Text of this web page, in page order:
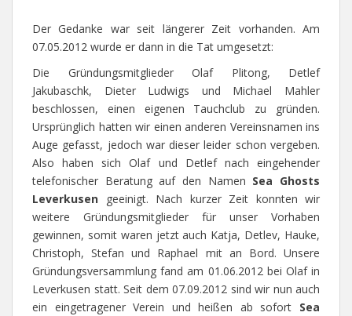
Der Gedanke war seit längerer Zeit vorhanden. Am
07.05.2012 wurde er dann in die Tat umgesetzt:
Die Gründungsmitglieder Olaf Plitong, Detlef
Jakubaschk, Dieter Ludwigs und Michael Mahler
beschlossen, einen eigenen Tauchclub zu gründen.
Ursprünglich hatten wir einen anderen Vereinsnamen ins
Auge gefasst, jedoch war dieser leider schon vergeben.
Also haben sich Olaf und Detlef nach eingehender
telefonischer Beratung auf den Namen Sea Ghosts
Leverkusen geeinigt. Nach kurzer Zeit konnten wir
weitere Gründungsmitglieder für unser Vorhaben
gewinnen, somit waren jetzt auch Katja, Detlev, Hauke,
Christoph, Stefan und Raphael mit an Bord. Unsere
Gründungsversammlung fand am 01.06.2012 bei Olaf in
Leverkusen statt. Seit dem 07.09.2012 sind wir nun auch
ein eingetragener Verein und heißen ab sofort Sea